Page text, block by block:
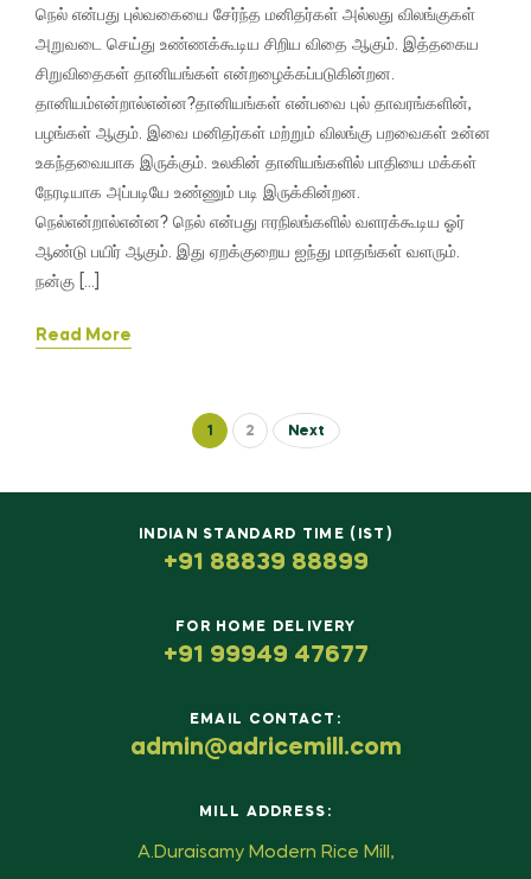
நெல் என்பது புல்வகையை சேர்ந்த மனிதர்கள் அல்லது விலங்குகள்
அறுவடை செய்து உண்ணக்கூடிய சிறிய விதை ஆகும். இத்தகைய
சிறுவிதைகள் தானியங்கள் என்றழைக்கப்படுகின்றன.
தானியம்என்றால்என்ன?தானியங்கள் என்பவை புல் தாவரங்களின்,
பழங்கள் ஆகும். இவை மனிதர்கள் மற்றும் விலங்கு பறவைகள் உன்ன
உகந்தவையாக இருக்கும். உலகின் தானியங்களில் பாதியை மக்கள்
நேரடியாக அப்படியே உண்ணும் படி இருக்கின்றன.
நெல்என்றால்என்ன? நெல் என்பது ஈரநிலங்களில் வளரக்கூடிய ஓர்
ஆண்டு பயிர் ஆகும். இது ஏறக்குறைய ஐந்து மாதங்கள் வளரும்.
நன்கு […]
Read More
1 2 Next
INDIAN STANDARD TIME (IST)
+91 88839 88899
FOR HOME DELIVERY
+91 99949 47677
EMAIL CONTACT:
admin@adricemill.com
MILL ADDRESS:
A.Duraisamy Modern Rice Mill,